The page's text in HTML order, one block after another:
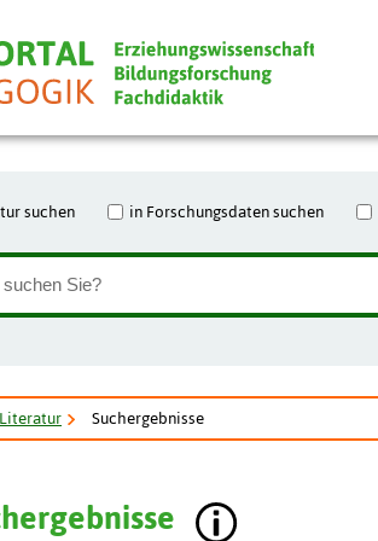
suchen in Forschungsdaten suchen
Literatur Suchergebnisse